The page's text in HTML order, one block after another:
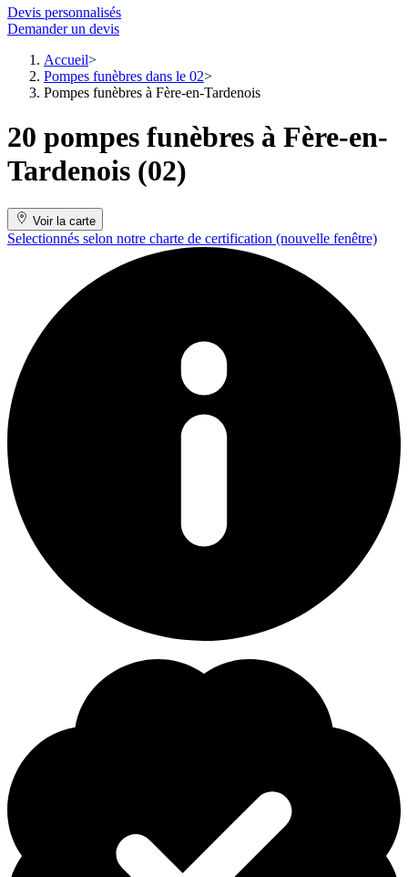
Devis personnalisés
Demander un devis
Accueil
Pompes funèbres dans le 02
Pompes funèbres à Fère-en-Tardenois
20 pompes funèbres à Fère-en-
Tardenois (02)
Voir la carte
Selectionnés selon notre charte de certification (nouvelle fenêtre)